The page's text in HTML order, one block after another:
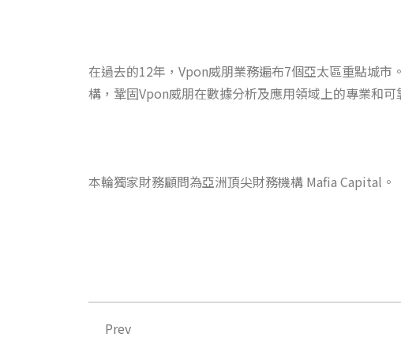
在過去的12年，Vpon威朋業務遍布7個亞太區重點城
構，鞏固Vpon威朋在數據分析及應用領域上的專業和可
本輪獨家財務顧問為亞洲頂尖財務機構 Mafia Capital。
Prev